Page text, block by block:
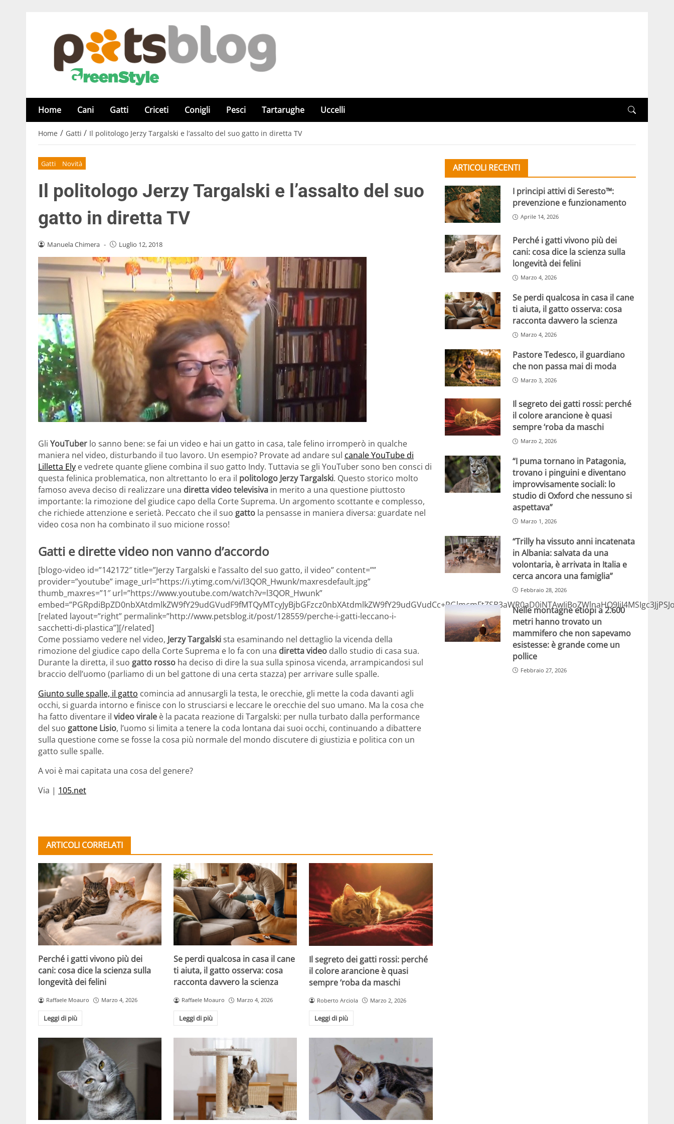
Home Cani Gatti Criceti Conigli Pesci Tartarughe Uccelli
Home / Gatti / Il politologo Jerzy Targalski e l’assalto del suo gatto in diretta TV
Gatti Novità
Il politologo Jerzy Targalski e l’assalto del suo
gatto in diretta TV
Manuela Chimera - Luglio 12, 2018
Gli YouTuber lo sanno bene: se fai un video e hai un gatto in casa, tale felino irromperò in qualche
maniera nel video, disturbando il tuo lavoro. Un esempio? Provate ad andare sul canale YouTube di
Lilletta Ely e vedrete quante gliene combina il suo gatto Indy. Tuttavia se gli YouTuber sono ben consci di
questa felinica problematica, non altrettanto lo era il politologo Jerzy Targalski. Questo storico molto
famoso aveva deciso di realizzare una diretta video televisiva in merito a una questione piuttosto
importante: la rimozione del giudice capo della Corte Suprema. Un argomento scottante e complesso,
che richiede attenzione e serietà. Peccato che il suo gatto la pensasse in maniera diversa: guardate nel
video cosa non ha combinato il suo micione rosso!
Gatti e dirette video non vanno d’accordo
[blogo-video id=”142172″ title=”Jerzy Targalski e l’assalto del suo gatto, il video” content=””
provider=”youtube” image_url=”https://i.ytimg.com/vi/l3QOR_Hwunk/maxresdefault.jpg”
thumb_maxres=”1″ url=”https://www.youtube.com/watch?v=l3QOR_Hwunk”
[related layout=”right” permalink=”http://www.petsblog.it/post/128559/perche-i-gatti-leccano-i-
sacchetti-di-plastica”][/related]
Come possiamo vedere nel video, Jerzy Targalskista esaminando nel dettaglio la vicenda della
rimozione del giudice capo della Corte Suprema e lo fa con una diretta video dallo studio di casa sua.
Durante la diretta, il suo gatto rosso ha deciso di dire la sua sulla spinosa vicenda, arrampicandosi sul
braccio dell’uomo (parliamo di un bel gattone di una certa stazza) per arrivare sulle spalle.
Giunto sulle spalle, il gatto comincia ad annusargli la testa, le orecchie, gli mette la coda davanti agli
occhi, si guarda intorno e finisce con lo strusciarsi e leccare le orecchie del suo umano. Ma la cosa che
ha fatto diventare il video virale è la pacata reazione di Targalski: per nulla turbato dalla performance
del suo gattone Lisio, l’uomo si limita a tenere la coda lontana dai suoi occhi, continuando a dibattere
sulla questione come se fosse la cosa più normale del mondo discutere di giustizia e politica con un
gatto sulle spalle.
A voi è mai capitata una cosa del genere?
Via | 105.net
ARTICOLI CORRELATI
Perché i gatti vivono più dei
cani: cosa dice la scienza sulla
longevità dei felini
Raffaele Moauro Marzo 4, 2026
Leggi di più
Se perdi qualcosa in casa il cane
ti aiuta, il gatto osserva: cosa
racconta davvero la scienza
Raffaele Moauro Marzo 4, 2026
Leggi di più
Il segreto dei gatti rossi: perché
il colore arancione è quasi
sempre ‘roba da maschi
Roberto Arciola Marzo 2, 2026
Leggi di più
ARTICOLI RECENTI
I principi attivi di Seresto™:
prevenzione e funzionamento
Aprile 14, 2026
Perché i gatti vivono più dei
cani: cosa dice la scienza sulla
longevità dei felini
Marzo 4, 2026
Se perdi qualcosa in casa il cane
ti aiuta, il gatto osserva: cosa
racconta davvero la scienza
Marzo 4, 2026
Pastore Tedesco, il guardiano
che non passa mai di moda
Marzo 3, 2026
Il segreto dei gatti rossi: perché
il colore arancione è quasi
sempre ‘roba da maschi
Marzo 2, 2026
“I puma tornano in Patagonia,
trovano i pinguini e diventano
improvvisamente sociali: lo
studio di Oxford che nessuno si
aspettava”
Marzo 1, 2026
“Trilly ha vissuto anni incatenata
in Albania: salvata da una
volontaria, è arrivata in Italia e
cerca ancora una famiglia”
Febbraio 28, 2026
Nelle montagne etiopi a 2.600
metri hanno trovato un
mammifero che non sapevamo
esistesse: è grande come un
pollice
Febbraio 27, 2026